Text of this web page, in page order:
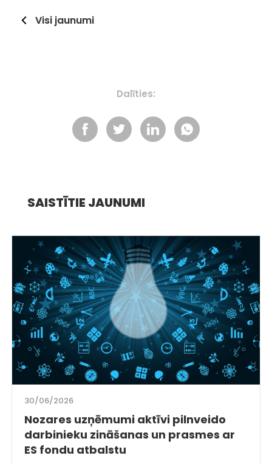
Visi jaunumi
Dalīties:
SAISTĪTIE JAUNUMI
30/06/2026
Nozares uzņēmumi aktīvi pilnveido
darbinieku zināšanas un prasmes ar
ES fondu atbalstu